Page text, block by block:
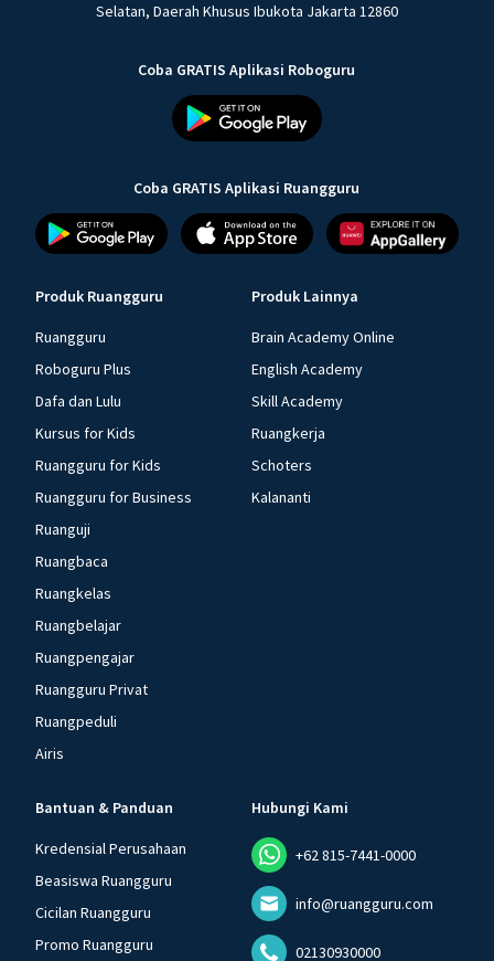
Selatan, Daerah Khusus Ibukota Jakarta 12860
Coba GRATIS Aplikasi Roboguru
Coba GRATIS Aplikasi Ruangguru
Produk Ruangguru
Ruangguru
Roboguru Plus
Dafa dan Lulu
Kursus for Kids
Ruangguru for Kids
Ruangguru for Business
Ruanguji
Ruangbaca
Ruangkelas
Ruangbelajar
Ruangpengajar
Ruangguru Privat
Ruangpeduli
Airis
Produk Lainnya
Brain Academy Online
English Academy
Skill Academy
Ruangkerja
Schoters
Kalananti
Bantuan & Panduan
Kredensial Perusahaan
Beasiswa Ruangguru
Cicilan Ruangguru
Promo Ruangguru
Hubungi Kami
+62 815-7441-0000
info@ruangguru.com
02130930000